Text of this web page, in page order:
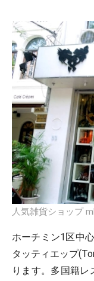
人気雑貨ショップ
ホーチミン1区中
タッティエップ
ります。多国籍